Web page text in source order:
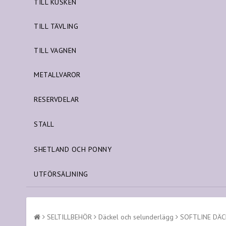
TILL KUSKEN
TILL TÄVLING
TILL VAGNEN
METALLVAROR
RESERVDELAR
STALL
SHETLAND OCH PONNY
UTFÖRSÄLJNING
SELTILLBEHÖR Däckel och selunderlägg SOFTLINE